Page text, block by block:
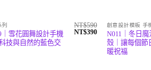
｜雪花圓舞設計手機
技與自然的藍色交
NT$590
原
NT$390目
格：
創意設計模板 手
N011｜冬日
殼｜讓每個節
暖祝福